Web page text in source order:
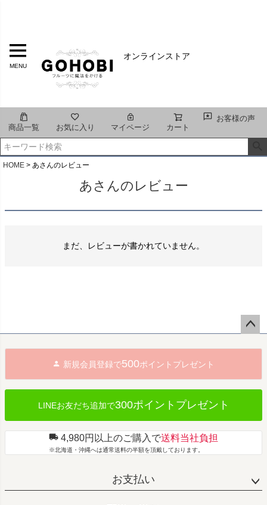
オンラインストア
MENU
商品一覧 お気に入り マイページ カート
お客様の声
HOME あさんのレビュー
あさんのレビュー
まだ、レビューが書かれていません。
へ
新規会員登録で500ポイントプレゼント
LINEお友だち追加で300ポイントプレゼント
4,980円以上のご購入で送料当社負担
※北海道・沖縄へは通常送料の半額を頂戴しております。
お支払い